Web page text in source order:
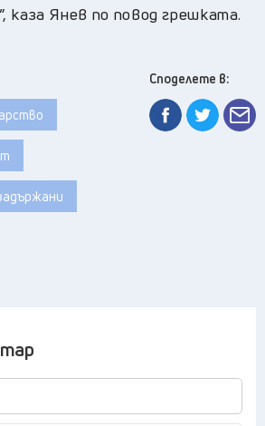
каза Янев по повод грешката.
Споделете в: